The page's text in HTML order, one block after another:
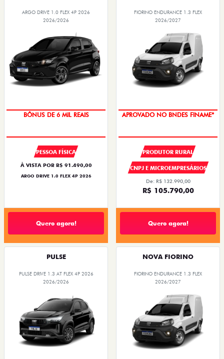
ARGO DRIVE 1.0 FLEX 4P 2026
2026/2026
BÔNUS DE 6 MIL REAIS
PESSOA FÍSICA
À VISTA POR R$ 91.490,00
ARGO DRIVE 1.0 FLEX 4P 2026
Quero agora!
FIORINO ENDURANCE 1.3 FLEX
2026/2027
APROVADO NO BNDES FINAME*
PRODUTOR RURAL
CNPJ E MICROEMPRESÁRIOS
De: R$ 132.990,00
R$ 105.790,00
Quero agora!
PULSE
PULSE DRIVE 1.3 AT FLEX 4P 2026
2026/2026
NOVA FIORINO
FIORINO ENDURANCE 1.3 FLEX
2026/2027